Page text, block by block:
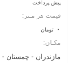
پیش پرداخت
قیمت هر مـتر:
۰ تومان
مکـان:
مازندران چمستان